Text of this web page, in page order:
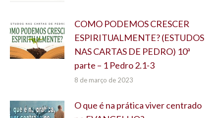
COMO PODEMOS CRESCER
ESPIRITUALMENTE? (ESTUDOS
NAS CARTAS DE PEDRO) 10ª
parte – 1 Pedro 2.1-3
8 de março de 2023
O que é na prática viver centrado